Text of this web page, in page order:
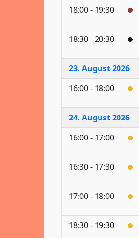
18:00 - 19:30
18:30 - 20:30
23. August 2026
16:00 - 18:00
24. August 2026
16:00 - 17:00
16:30 - 17:30
17:00 - 18:00
18:30 - 19:30